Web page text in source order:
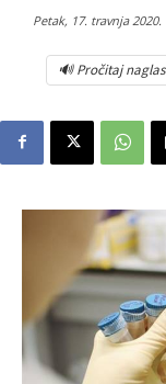
Petak, 17. travnja 2020.
🔊 Pročitaj naglas